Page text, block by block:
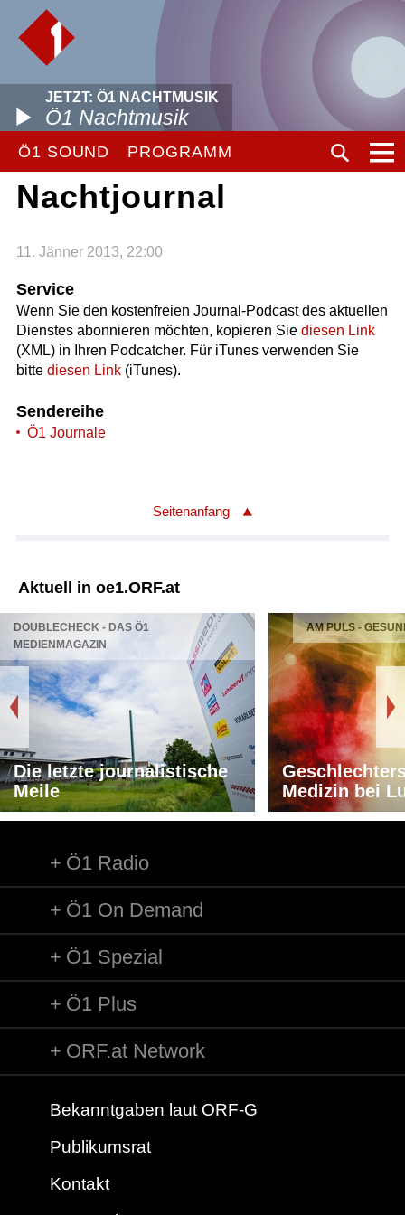
JETZT: Ö1 NACHTMUSIK
Ö1 Nachtmusik
Ö1 SOUND PROGRAMM
Nachtjournal
11. Jänner 2013, 22:00
Service
Wenn Sie den kostenfreien Journal-Podcast des aktuellen
Dienstes abonnieren möchten, kopieren Sie diesen Link
(XML) in Ihren Podcatcher. Für iTunes verwenden Sie
bitte diesen Link(iTunes).
Sendereihe
Ö1 Journale
Seitenanfang
Aktuell in oe1.ORF.at
DOUBLECHECK - DAS Ö1
MEDIENMAGAZIN
Die letzte journalistische
Meile
AM PULS -
Medizin bei
Ö1 Radio
Ö1 On Demand
Ö1 Spezial
Ö1 Plus
ORF.at Network
Bekanntgaben laut ORF-G
Publikumsrat
Kontakt